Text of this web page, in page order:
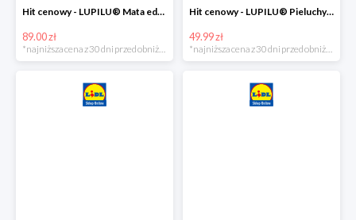
Hit cenowy - LUPILU® Mata edukacyjna dla niemowląt, 1 sztuka
89.00 zł
*najniższa cena z 30 dni przed obniżką
Hit cenowy - LUPILU® Pieluchy tetrowe 80x80 cm, z biobawełny, 5 sztuk
49.99 zł
*najniższa cena z 30 dni przed obniżką